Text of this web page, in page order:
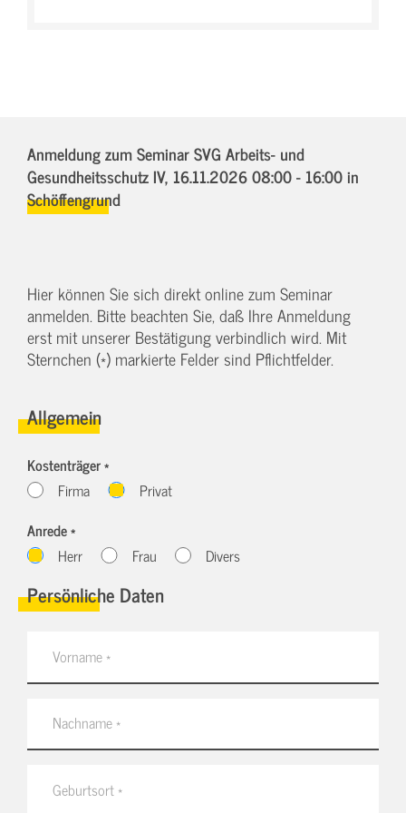
Anmeldung zum Seminar SVG Arbeits- und
Gesundheitsschutz IV, 16.11.2026 08:00 - 16:00in
Schöffengrund
Hier können Sie sich direkt online zum Seminar
anmelden. Bitte beachten Sie, daß Ihre Anmeldung
erst mit unserer Bestätigung verbindlich wird. Mit
Sternchen (*) markierte Felder sind Pflichtfelder.
Allgemein
Kostenträger *
Firma
Privat
Anrede *
Herr
Frau Divers
Persönliche Daten